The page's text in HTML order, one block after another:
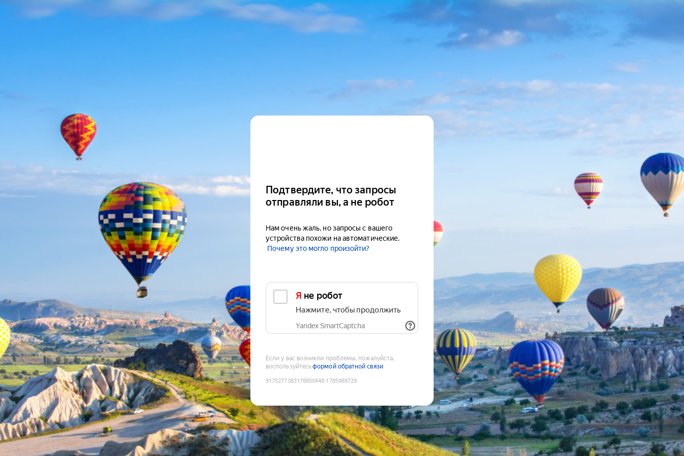
Подтвердите, что запросы
отправляли вы, а не робот
Нам очень жаль, но запросы с вашего
устройства похожи на автоматические.
Почему это могло произойти?
Я не робот
Нажмите, чтобы продолжить
Yandex SmartCaptcha
Если у вас возникли проблемы, пожалуйста,
воспользуйтесьформой обратной связи
9175277383178850448:1785989729